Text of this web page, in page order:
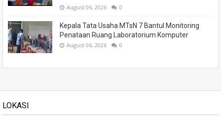
August 06, 2026 0
Kepala Tata Usaha MTsN 7 Bantul Monitoring
Penataan Ruang Laboratorium Komputer
August 06, 2026 0
LOKASI